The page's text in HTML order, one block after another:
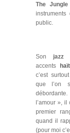
The Jungle
public.
Son jazz
accents
c’est
que l’on
l’amour »,
premier
quand il
(pour moi